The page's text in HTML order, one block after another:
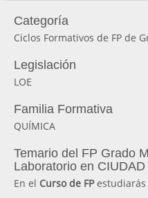
Categoría
Ciclos Formativos de FP de
Legislación
LOE
Familia Formativa
QUÍMICA
Temario del FP Grado
Laboratorio en
En el Curso de FPestudiarás